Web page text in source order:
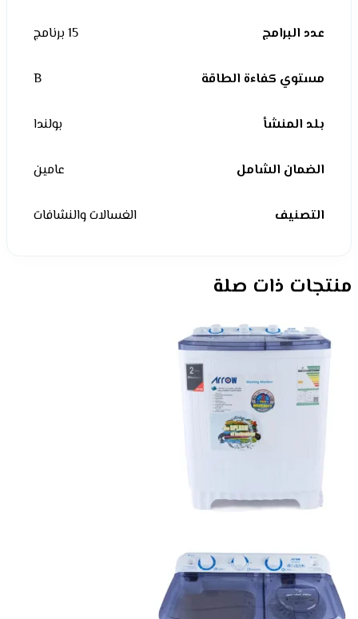
عدد البرامج 15 برنامج
مستوي كفاءة الطاقة B
بلد المنشأ بولندا
الضمان الشامل عامين
التصنيف الغسالات والنشافات
منتجات ذات صلة